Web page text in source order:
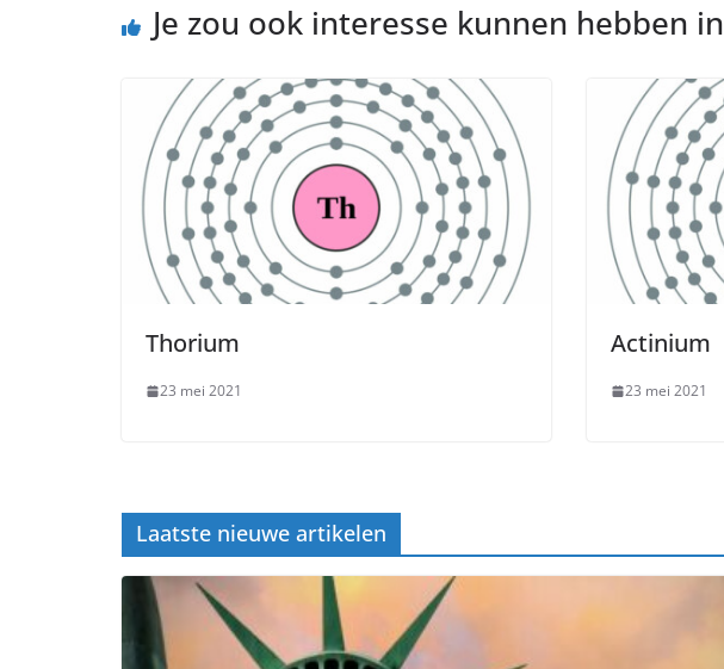
Je zou ook interesse kunnen hebben in
Thorium
23 mei 2021
Actinium
23 mei 2021
Laatste nieuwe artikelen